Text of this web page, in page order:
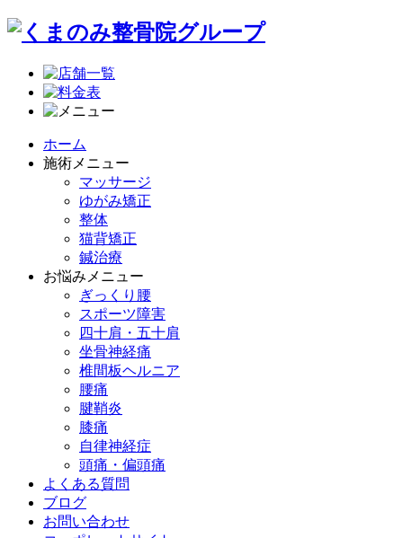
ホーム
施術メニュー
マッサージ
ゆがみ矯正
整体
猫背矯正
鍼治療
お悩みメニュー
ぎっくり腰
スポーツ障害
四十肩・五十肩
坐骨神経痛
椎間板ヘルニア
腰痛
腱鞘炎
膝痛
自律神経症
頭痛・偏頭痛
よくある質問
ブログ
お問い合わせ